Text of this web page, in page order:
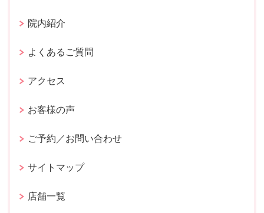
院内紹介
よくあるご質問
アクセス
お客様の声
ご予約／お問い合わせ
サイトマップ
店舗一覧